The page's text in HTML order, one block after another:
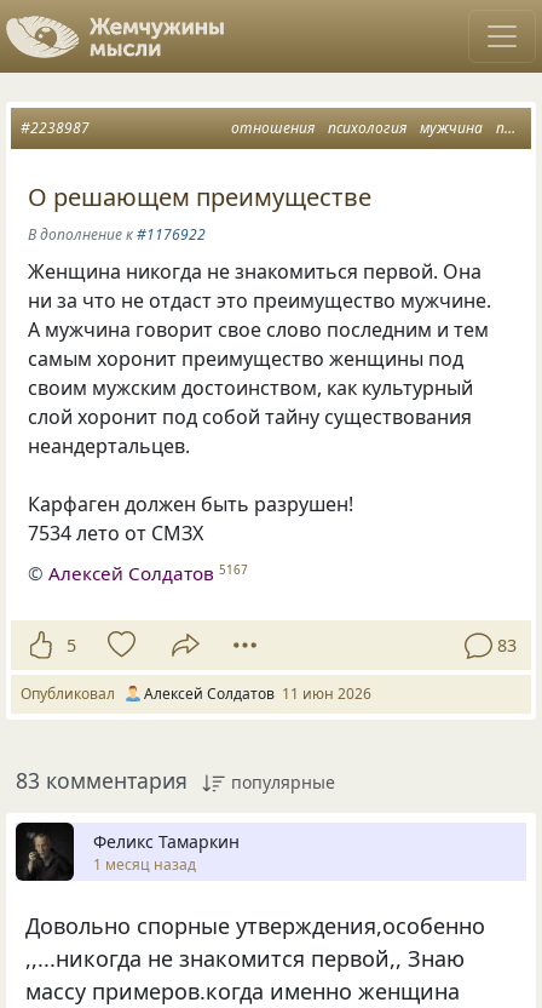
отношения психология мужчина преимущество
#2238987
О решающем преимуществе
В дополнение к#1176922
Женщина никогда не знакомиться первой. Она
ни за что не отдаст это преимущество мужчине.
А мужчина говорит свое слово последним и тем
самым хоронит преимущество женщины под
своим мужским достоинством, как культурный
слой хоронит под собой тайну существования
неандертальцев.
Карфаген должен быть разрушен!
7534 лето от СМЗХ
©Алексей Солдатов 5167
5 83
Опубликовал Алексей Солдатов 11 июн 2026
83 комментария популярные
Феликс Тамаркин
1 месяц назад
Довольно спорные утверждения,особенно
,,...никогда не знакомится первой,, Знаю
массу примеров.когда именно женщина